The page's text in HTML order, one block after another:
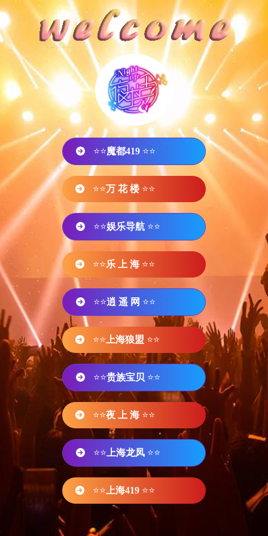
⭐⭐魔都419 ⭐⭐
⭐⭐万 花 楼 ⭐⭐
⭐⭐娱乐导航 ⭐⭐
⭐⭐乐 上 海 ⭐⭐
⭐⭐逍 遥 网 ⭐⭐
⭐⭐ 上海狼盟 ⭐⭐
⭐⭐贵族宝贝 ⭐⭐
⭐⭐夜 上 海 ⭐⭐
⭐⭐ 上海龙凤 ⭐⭐
⭐⭐ 上海419 ⭐⭐